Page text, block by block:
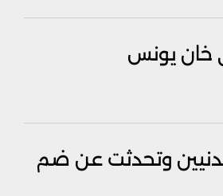
خان يونس
وتحدثت عن ضم